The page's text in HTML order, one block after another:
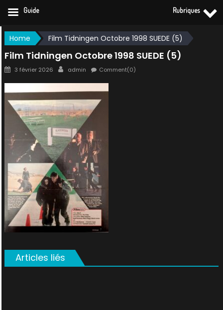
Skip
to
content
Home Film Tidningen Octobre 1998 SUEDE (5)
Film Tidningen Octobre 1998 SUEDE (5)
Posted
3 février 2026 Author
admin Comment(0)
Articles liés
Guide Rubriques